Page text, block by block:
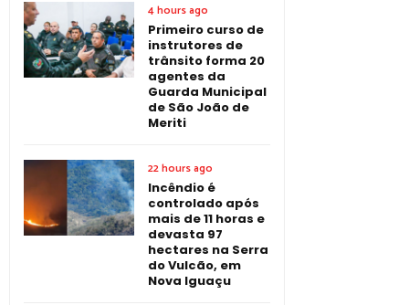
4 hours ago
Primeiro curso de
instrutores de
trânsito forma 20
agentes da
Guarda Municipal
de São João de
Meriti
22 hours ago
Incêndio é
controlado após
mais de 11 horas e
devasta 97
hectares na Serra
do Vulcão, em
Nova Iguaçu